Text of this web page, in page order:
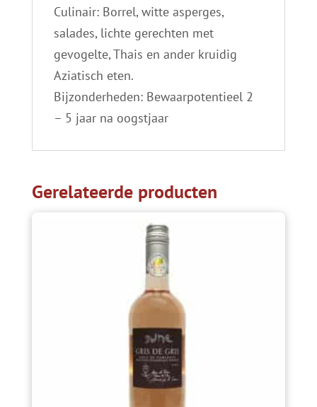
Culinair: Borrel, witte asperges,
salades, lichte gerechten met
gevogelte, Thais en ander kruidig
Aziatisch eten.
Bijzonderheden: Bewaarpotentieel 2
– 5 jaar na oogstjaar
Gerelateerde producten